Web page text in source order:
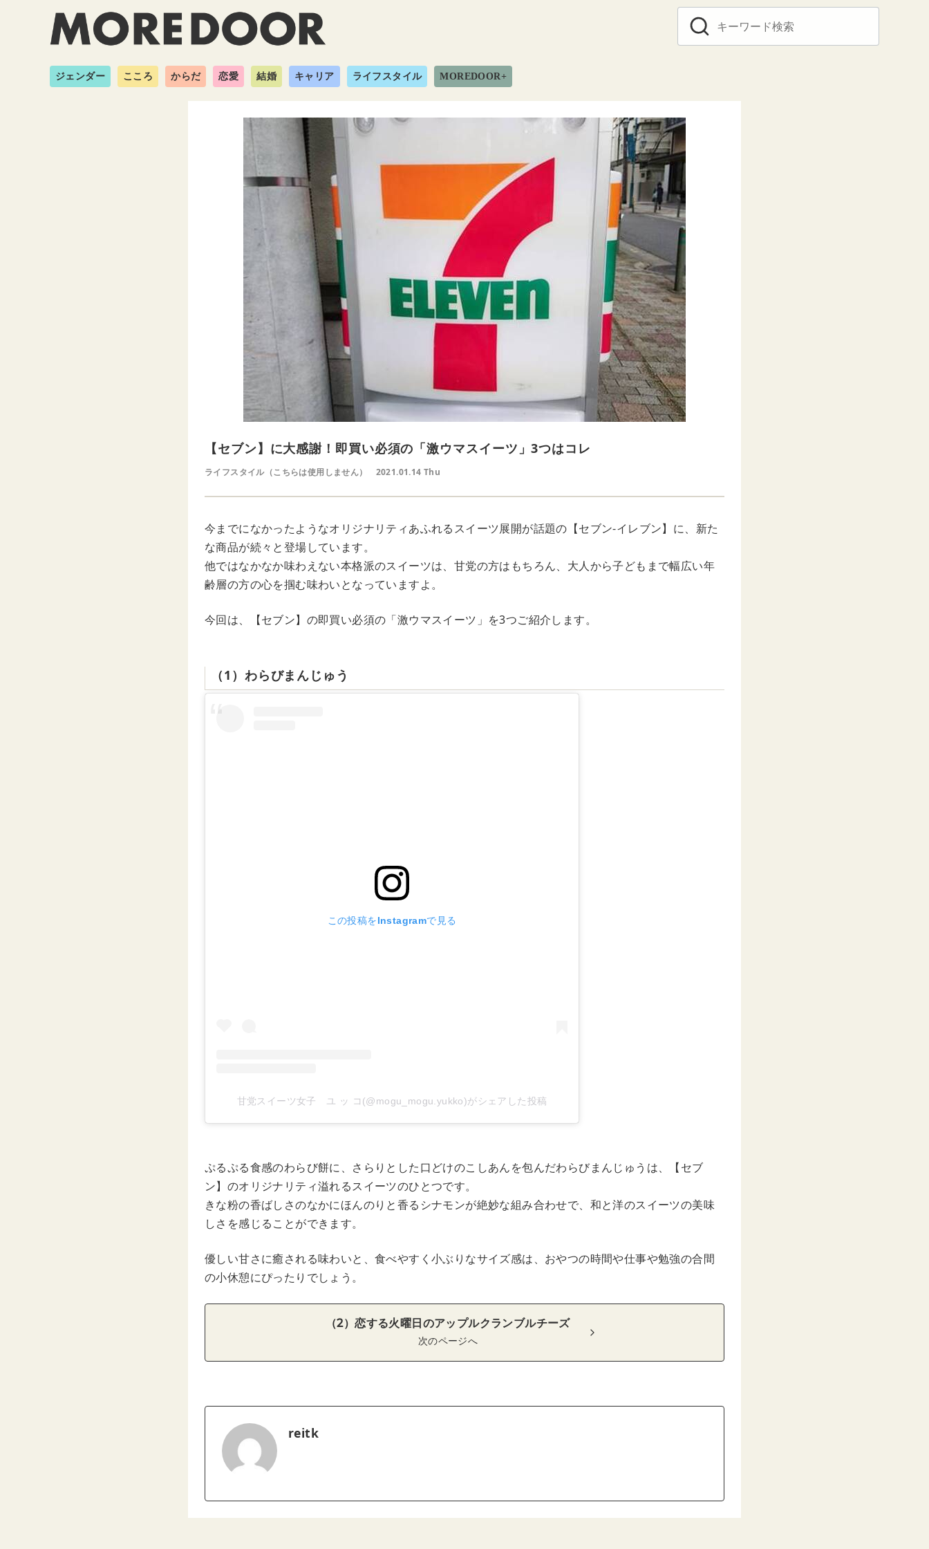
ジェンダー こころ からだ 恋愛 結婚 キャリア ライフスタイル MOREDOOR+
【セブン】に大感謝！即買い必須の「激ウマスイーツ」3つはコレ
ライフスタイル（こちらは使用しません） 2021.01.14 Thu
今までになかったようなオリジナリティあふれるスイーツ展開が話題の【セブン-イレブン】に、新た
な商品が続々と登場しています。
他ではなかなか味わえない本格派のスイーツは、甘党の方はもちろん、大人から子どもまで幅広い年
齢層の方の心を掴む味わいとなっていますよ。
今回は、【セブン】の即買い必須の「激ウマスイーツ」を3つご紹介します。
（1）わらびまんじゅう
この投稿をInstagramで見る
甘党スイーツ女子 ユ ッ コ(@mogu_mogu.yukko)がシェアした投稿
ぷるぷる食感のわらび餅に、さらりとした口どけのこしあんを包んだわらびまんじゅうは、【セブ
ン】のオリジナリティ溢れるスイーツのひとつです。
きな粉の香ばしさのなかにほんのりと香るシナモンが絶妙な組み合わせで、和と洋のスイーツの美味
しさを感じることができます。
優しい甘さに癒される味わいと、食べやすく小ぶりなサイズ感は、おやつの時間や仕事や勉強の合間
の小休憩にぴったりでしょう。
（2）恋する火曜日のアップルクランブルチーズ
次のページへ
reitk